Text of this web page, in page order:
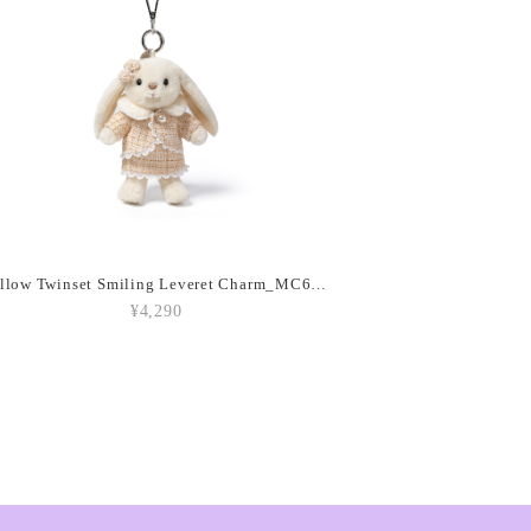
Yellow Twinset Smiling Leveret Charm_MC600149
¥4,290